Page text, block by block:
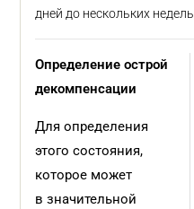
дней до нескольких недель.
Определение острой
декомпенсации
Для определения
этого состояния,
которое может
в значительной